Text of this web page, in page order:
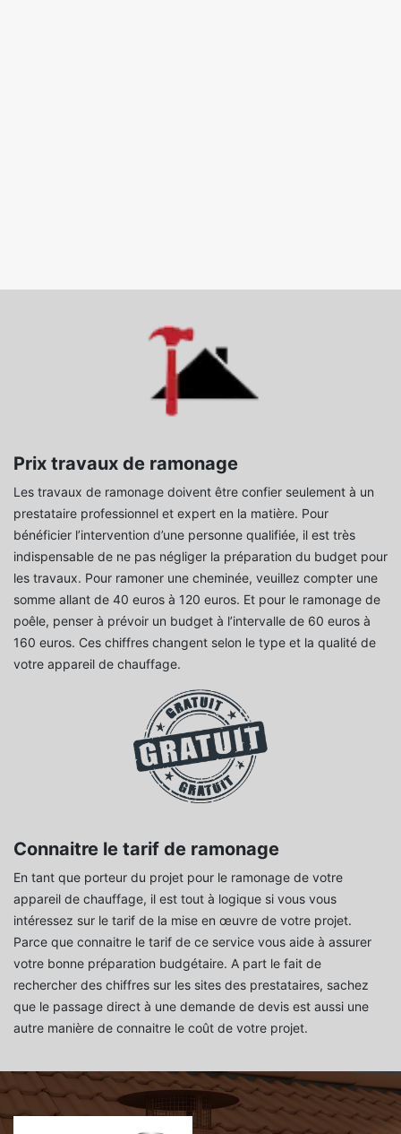
Prix travaux de ramonage
Les travaux de ramonage doivent être confier seulement à un
prestataire professionnel et expert en la matière. Pour
bénéficier l’intervention d’une personne qualifiée, il est très
indispensable de ne pas négliger la préparation du budget pour
les travaux. Pour ramoner une cheminée, veuillez compter une
somme allant de 40 euros à 120 euros. Et pour le ramonage de
poêle, penser à prévoir un budget à l’intervalle de 60 euros à
160 euros. Ces chiffres changent selon le type et la qualité de
votre appareil de chauffage.
Connaitre le tarif de ramonage
En tant que porteur du projet pour le ramonage de votre
appareil de chauffage, il est tout à logique si vous vous
intéressez sur le tarif de la mise en œuvre de votre projet.
Parce que connaitre le tarif de ce service vous aide à assurer
votre bonne préparation budgétaire. A part le fait de
rechercher des chiffres sur les sites des prestataires, sachez
que le passage direct à une demande de devis est aussi une
autre manière de connaitre le coût de votre projet.